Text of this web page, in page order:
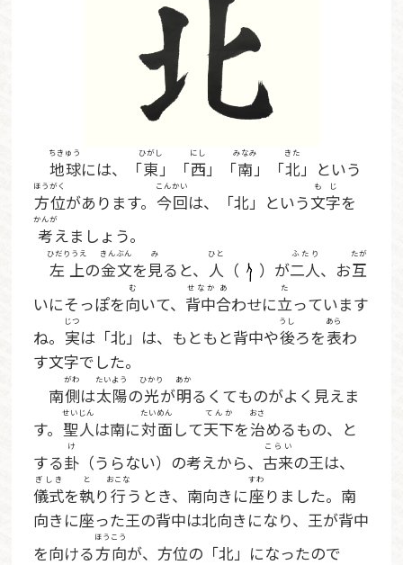
地球
ちきゅう
には、「東
ひがし
」「西
にし
」「南
みなみ
」「北
きた
」という
方位
ほうがく
があります。 今回
こんかい
は、「北」という文字
もじ
を
考
かんが
えましょう。
左上
ひだりうえ
の金文
きんぶん
を見
み
ると、 人
ひと
（ ）が二人
ふたり
、お互
たが
いにそっぽを向
む
いて、 背中
せなか
合
あ
わせに立
た
っています
ね。 実
じつ
は「北」は、もともと背中や後
うし
ろを表
あら
わ
す文字でした。
南側
がわ
は太陽
たいよう
の光
ひかり
が明
あか
るくてものがよく見えま
す。 聖人
せいじん
は南に対面
たいめん
して天下
てんか
を治
おさ
めるもの、と
する卦
け
（うらない）の考えから、古来
こらい
の王は、
儀式
ぎしき
を執
と
り行
おこな
うとき、南向きに座
すわ
りました。南
向きに座った王の背中は北向きになり、王が背中
を向ける方向
ほうこう
が、方位の「北」になったので